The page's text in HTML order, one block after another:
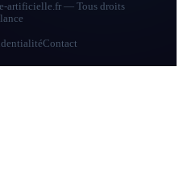
artificielle.fr — Tous droits
Contact